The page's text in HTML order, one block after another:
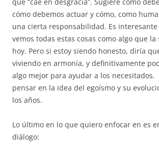
cómo debemos actuar y cómo, como
una cierta responsabilidad. Es
vemos todas estas cosas como algo que la
hoy. Pero si estoy siendo honesto, diría
viviendo en armonía, y definitivamente
algo mejor para ayudar a los necesitados.
pensar en la idea del egoísmo y su
los años.
Lo último en lo que quiero enfocar en es
diálogo: